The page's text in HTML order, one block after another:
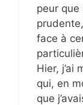
peur que
face à
Hier, j’ai
qui, en
que